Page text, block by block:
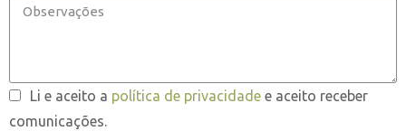
Li e aceito a política de privacidade e aceito receber
comunicações.